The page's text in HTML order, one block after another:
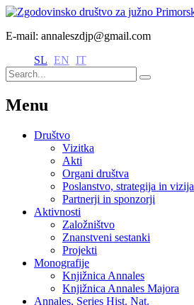
E-mail: annaleszdjp@gmail.com
SL EN IT
Menu
Društvo
Vizitka
Akti
Organi društva
Poslanstvo, strategija in vizija
Partnerji in sponzorji
Aktivnosti
Založništvo
Znanstveni sestanki
Projekti
Monografije
Knjižnica Annales
Knjižnica Annales Majora
Annales, Series Hist. Nat.